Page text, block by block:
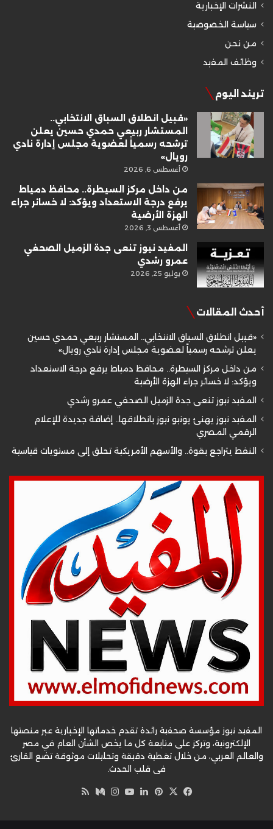
النشرات الإخبارية
سياسة الخصوصية
من نحن
وظائف المفيد
تريند اليوم
«قبيل انطلاق السباق الانتخابي..
المستشار ربيعي حمدي حسين يعلن
ترشحه رسمياً لعضوية مجلس إدارة نادي
رويال»
أغسطس 6, 2026
من داخل مركز السيطرة.. محافظ دمياط
يرفع درجة الاستعداد ويؤكد: لا خسائر جراء
الهزة الأرضية
أغسطس 3, 2026
المفيد نيوز تنعى جدة الزميل الصحفي
عمرو رشدي
يوليو 25, 2026
أحدث المقالات
«قبيل انطلاق السباق الانتخابي.. المستشار ربيعي حمدي حسين
يعلن ترشحه رسمياً لعضوية مجلس إدارة نادي رويال»
من داخل مركز السيطرة.. محافظ دمياط يرفع درجة الاستعداد
ويؤكد: لا خسائر جراء الهزة الأرضية
المفيد نيوز تنعى جدة الزميل الصحفي عمرو رشدي
المفيد نيوز يهنئ يونيو نيوز بانطلاقها.. إضافة جديدة للإعلام
الرقمي المصري
النفط يتراجع بقوة.. والأسهم الأمريكية تحلق إلى مستويات قياسية
المفيد نيوز مؤسسة صحفية رائدة تقدم خدماتها الإخبارية عبر منصتها
الإلكترونية، وتركز على متابعة كل ما يخص الشأن العام في مصر
والعالم العربي، من خلال تغطية دقيقة وتحليلات موثوقة تضع القارئ
في قلب الحدث.
فيسبوك
‫X بينتيريست
لينكدإن‫YouTube
انستقرام
وسط